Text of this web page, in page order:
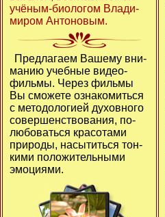
учё­ным-био­ло­гом Вла­ди­
ми­ром Ан­то­но­вым.
Пред­ла­га­ем Ва­ше­му вни­
ма­нию учеб­ные ви­део­
филь­мы. Че­рез филь­мы
Вы смо­же­те озна­ко­мить­ся
с ме­то­до­ло­ги­ей ду­хов­но­го
со­вер­шенст­во­ва­ния, по­
лю­бо­вать­ся кра­со­та­ми
при­ро­ды, на­сы­тить­ся тон­
ки­ми по­ло­жи­тель­ны­ми
эмо­ци­я­ми.